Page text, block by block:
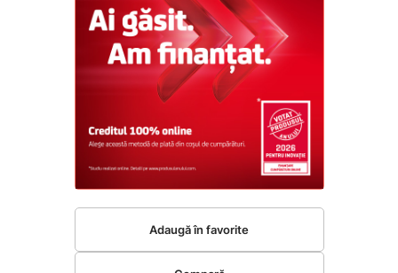
Adaugă în favorite